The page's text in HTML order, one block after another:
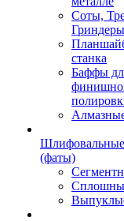
Соты,
Гриндеры
станка
Баффы
(фаты)